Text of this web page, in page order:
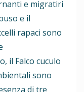
e migratiri
e il
rapaci sono
il Falco cuculo
sono
di tre